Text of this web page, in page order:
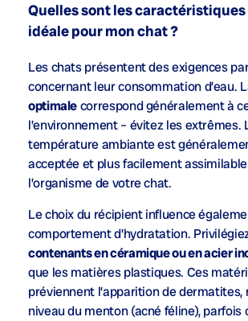
Quelles sont les caractéristiques
idéale pour mon chat ?
Les chats présentent des exigences
concernant leur consommation d’eau.
optimalecorrespond généralement à
l’environnement – évitez les extrêmes.
température ambiante est
acceptée et plus facilement
l’organisme de votre chat.
Le choix du récipient influence
comportement d’hydratation.
contenants en céramique ou en acier
que les matières plastiques. Ces
préviennent l’apparition de
niveau du menton (acné féline), parfois